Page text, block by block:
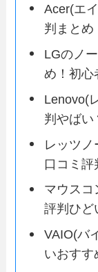
Acer(エ
判まとめ
LGのノ
め！初心
Lenovo(
判やばい
レッツ
口コミ評
マウスコ
評判ひど
VAIO(バ
いおすす